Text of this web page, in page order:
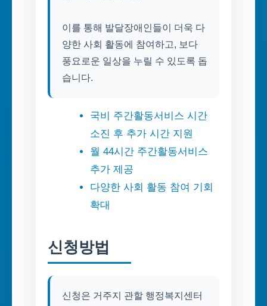
이를 통해 발달장애인들이 더욱 다
양한 사회 활동에 참여하고, 보다
풍요로운 일상을 누릴 수 있도록 돕
습니다.
국비 주간활동서비스 시간
소진 후 추가 시간 지원
월 44시간 주간활동서비스
추가 제공
다양한 사회 활동 참여 기회
확대
신청방법
신청은 거주지 관할 행정복지센터